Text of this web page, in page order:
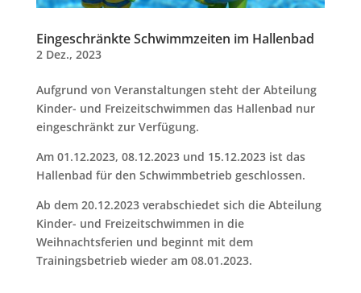
Eingeschränkte Schwimmzeiten im Hallenbad
2 Dez., 2023
Aufgrund von Veranstaltungen steht der Abteilung
Kinder- und Freizeitschwimmen das Hallenbad nur
eingeschränkt zur Verfügung.
Am 01.12.2023, 08.12.2023 und 15.12.2023 ist das
Hallenbad für den Schwimmbetrieb geschlossen.
Ab dem 20.12.2023 verabschiedet sich die Abteilung
Kinder- und Freizeitschwimmen in die
Weihnachtsferien und beginnt mit dem
Trainingsbetrieb wieder am 08.01.2023.